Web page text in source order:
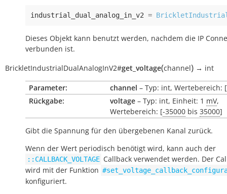
industrial_dual_analog_in_v2 =
Dieses Objekt kann benutzt werden, nachdem die IP
verbunden ist.
BrickletIndustrialDualAnalogInV2#get_voltage(channel) → int
Parameter: channel – Typ: int, Wertebereich:
Rückgabe:
voltage – Typ: int, Einheit: 1 mV,
Wertebereich: [-35000 bis 35000]
Gibt die Spannung für den übergebenen Kanal zurück.
Wenn der Wert periodisch benötigt wird, kann auch der
::CALLBACK_VOLTAGE Callback verwendet werden. Der
wird mit der Funktion
konfiguriert.